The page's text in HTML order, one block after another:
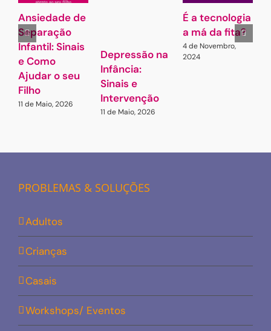
Ansiedade de
Separação
Infantil: Sinais
e Como
Ajudar o seu
Filho
11 de Maio, 2026
Depressão na
Infância:
Sinais e
Intervenção
11 de Maio, 2026
É a tecnologia
a má da fita?
4 de Novembro,
2024
PROBLEMAS & SOLUÇÕES
Adultos
Crianças
Casais
Workshops/ Eventos